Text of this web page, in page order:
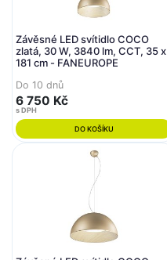
Závěsné LED svítidlo COCO
zlatá, 30 W, 3840 lm, CCT, 35 x
181 cm - FANEUROPE
Do 10 dnů
6 750 Kč
s DPH
DO KOŠÍKU